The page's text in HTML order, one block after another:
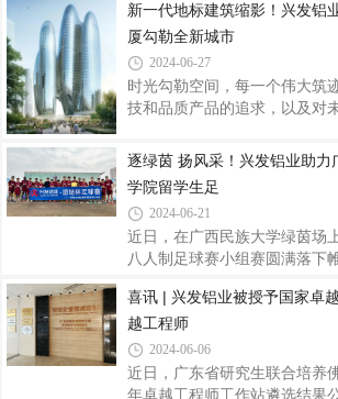
生和教学资源为基础、以职业
的“产教评”融合发展的产业技
生学徒制、“技培生”用培融合
76名来自全国不同高校的优秀
热土开启从校园到职场的蜕变
发铝业党委委员、副总经理刘
师带领、项目实践等核心内容
项目的意义，加深了新员工们
他期望新员工们在公司“客户
新一代地标建筑缩影！兴发铝
厦勾勒全新城市
2024-06-27
时光勾勒空间，每一个伟大筑
技和品质产品的追求，以及对
湾超级总部基地，项目总建筑
其附属裙楼组成，是集办公、
于一体的组合式摩天大楼，建
领导力中心、创新中心及营销
深圳、面向全球，在聚集城市
圈”的超级偶像！作为深圳湾
志
逐绿茵 扬风采！兴发铝业助力
学院留学生足
2024-06-21
近日，在广西民族大学绿茵场
八人制足球赛小组赛圆满落下
力和团队协作能力，雄踞该校
名。足球作为一项世界性的运
动，更是一种精神、一种文化
厚的校园足球氛围，近年来大
更是成绩斐然。广西民族大学
喜讯 | 兴发铝业被授予国家卓
越工程师
2024-06-06
近日，广东省研究生联合培养
年卓越工程师工作站遴选结果